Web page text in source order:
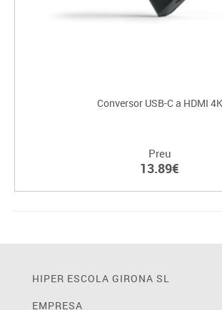
Conversor USB-C a HDMI 4K
Preu
13.89€
HIPER ESCOLA GIRONA SL
EMPRESA